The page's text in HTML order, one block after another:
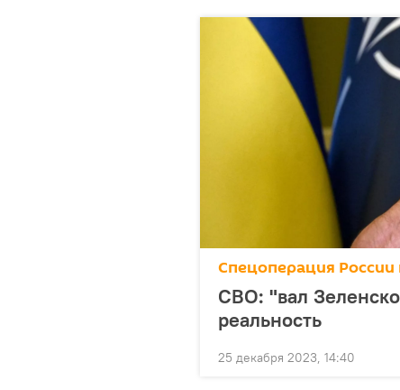
Спецоперация
СВО: "вал
реальность
25 декабря 2023, 14:40